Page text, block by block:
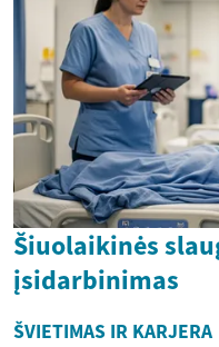
Šiuolaikinės
įsidarbinimas
ŠVIETIMAS IR KARJERA